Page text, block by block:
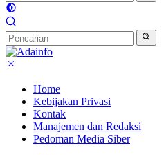
Home
Kebijakan Privasi
Kontak
Manajemen dan Redaksi
Pedoman Media Siber